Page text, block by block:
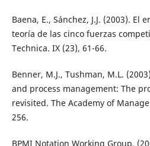
Baena, E., Sánchez, J.J. (2003). El
teoría de las cinco fuerzas
Technica. IX (23), 61-66.
Benner, M.J., Tushman, M.L.
and process management: The
revisited. The Academy of
256.
BPMI Notation Working Group.